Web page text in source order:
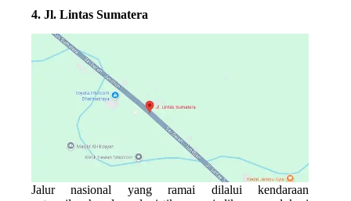
4. Jl. Lintas Sumatera
Jalur nasional yang ramai dilalui kendaraan